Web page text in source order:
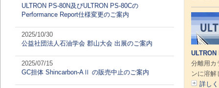
ULTRON PS-80N及びULTRON PS-80Cの
Performance Report仕様変更のご案内
2025/10/30
公益社団法人石油学会 郡山大会 出展のご案内
2025/07/15
GC担体 Shincarbon-AⅡ の販売中止のご案内
分離用カ
ンに溶解
詳し